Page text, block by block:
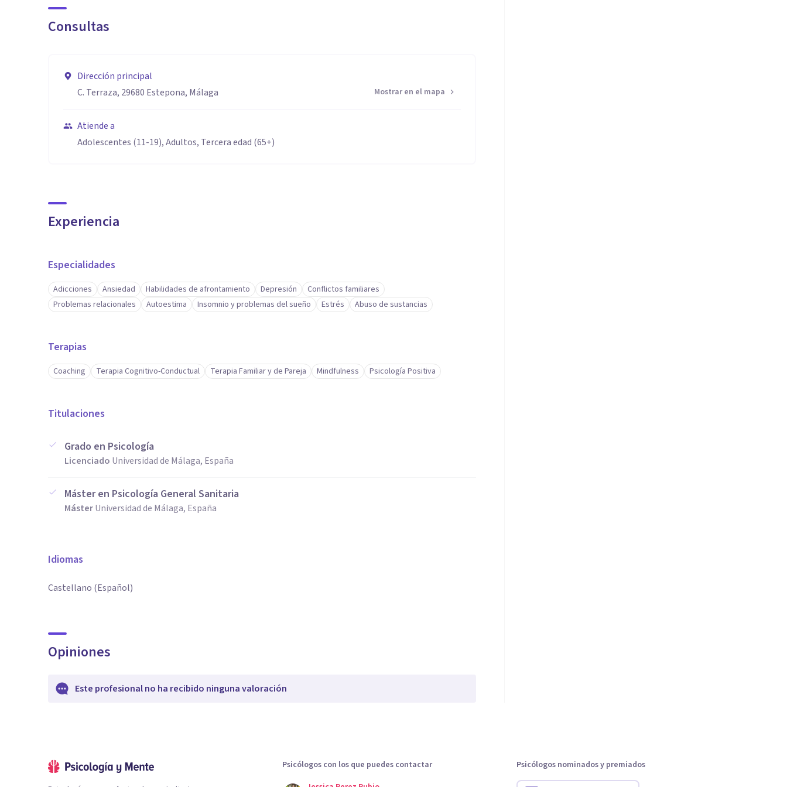
Consultas
Dirección principal
C. Terraza, 29680 Estepona, Málaga
Mostrar en el mapa
Atiende a
Adolescentes (11-19), Adultos, Tercera edad (65+)
Experiencia
Especialidades
Adicciones Ansiedad Habilidades de afrontamiento Depresión
Conflictos familiares
Problemas relacionales
Autoestima Insomnio y problemas del sueño Estrés Abuso de sustancias
Terapias
Coaching Terapia Cognitivo-Conductual Terapia Familiar y de Pareja Mindfulness Psicología Positiva
Titulaciones
Grado en Psicología
Licenciado Universidad de Málaga, España
Máster en Psicología General Sanitaria
MásterUniversidad de Málaga, España
Idiomas
Castellano (Español)
Opiniones
Este profesional no ha recibido ninguna valoración
Psicólogos con los que puedes contactar
Psicólogos nominados y premiados